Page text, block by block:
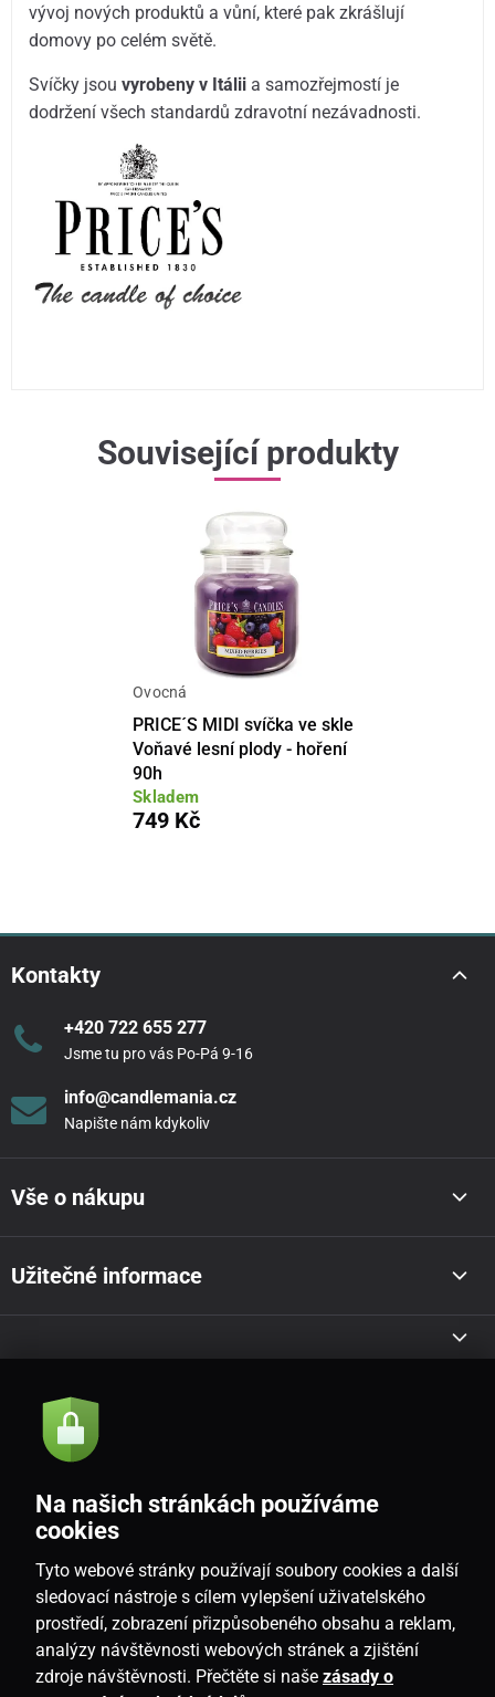
vývoj nových produktů a vůní, které pak zkrášlují
domovy po celém světě.
Svíčky jsouvyrobeny v Itálii a samozřejmostí je
dodržení všech standardů zdravotní nezávadnosti.
Související produkty
Ovocná
PRICE´S MIDI svíčka ve skle
Voňavé lesní plody - hoření
90h
Skladem
749 Kč
Kontakty
+420 722 655 277
Jsme tu pro vás Po-Pá 9-16
info@candlemania.cz
Napište nám kdykoliv
Vše o nákupu
Užitečné informace
Akce a novinky e-mailem
Souhlasím sezásadami zpracování osobních údajů
CZ
Na našich stránkách používáme
cookies
Tyto webové stránky používají soubory cookies a další
sledovací nástroje s cílem vylepšení uživatelského
prostředí, zobrazení přizpůsobeného obsahu a reklam,
analýzy návštěvnosti webových stránek a zjištění
zdroje návštěvnosti. Přečtěte si naše zásady o